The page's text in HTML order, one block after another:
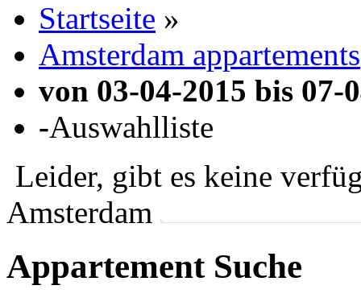
Startseite »
Amsterdam appartements
von 03-04-2015 bis 07-
-Auswahlliste
Leider, gibt es keine
Amsterdam
Appartement Suche